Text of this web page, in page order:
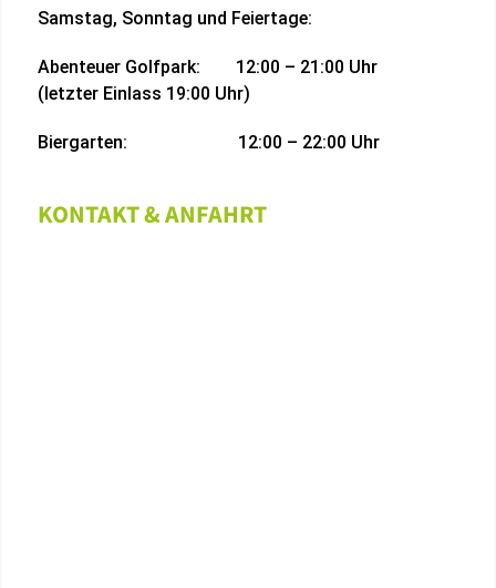
Samstag, Sonntag und Feiertage:
Abenteuer Golfpark: 12:00 – 21:00 Uhr
(letzter Einlass 19:00 Uhr)
Biergarten: 12:00 – 22:00 Uhr
KONTAKT & ANFAHRT